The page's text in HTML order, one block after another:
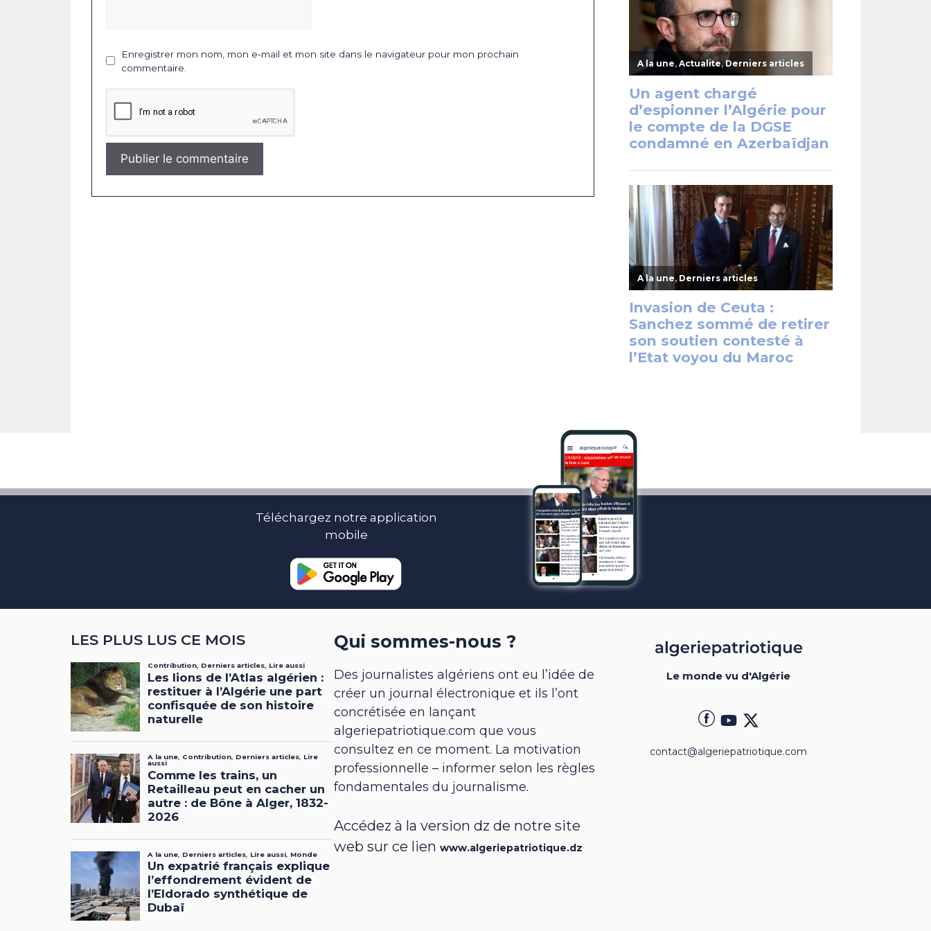
Enregistrer mon nom, mon e-mail et mon site dans le navigateur pour mon prochain
commentaire.
Téléchargez notre application
mobile
LES PLUS LUS CE MOIS Qui sommes-nous ?
Des journalistes algériens ont eu l’idée de
créer un journal électronique et ils l’ont
concrétisée en lançant
algeriepatriotique.com que vous
consultez en ce moment. La motivation
professionnelle – informer selon les règles
fondamentales du journalisme.
Accédez à la version dz de notre site
web sur ce lienwww.algeriepatriotique.dz
Le monde vu d'Algérie
contact@algeriepatriotique.com